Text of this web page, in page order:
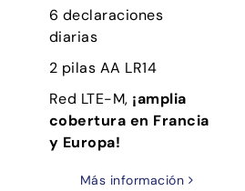
6 declaraciones
diarias
2 pilas AA LR14
Red LTE-M, ¡amplia
cobertura en Francia
y Europa!
Más información